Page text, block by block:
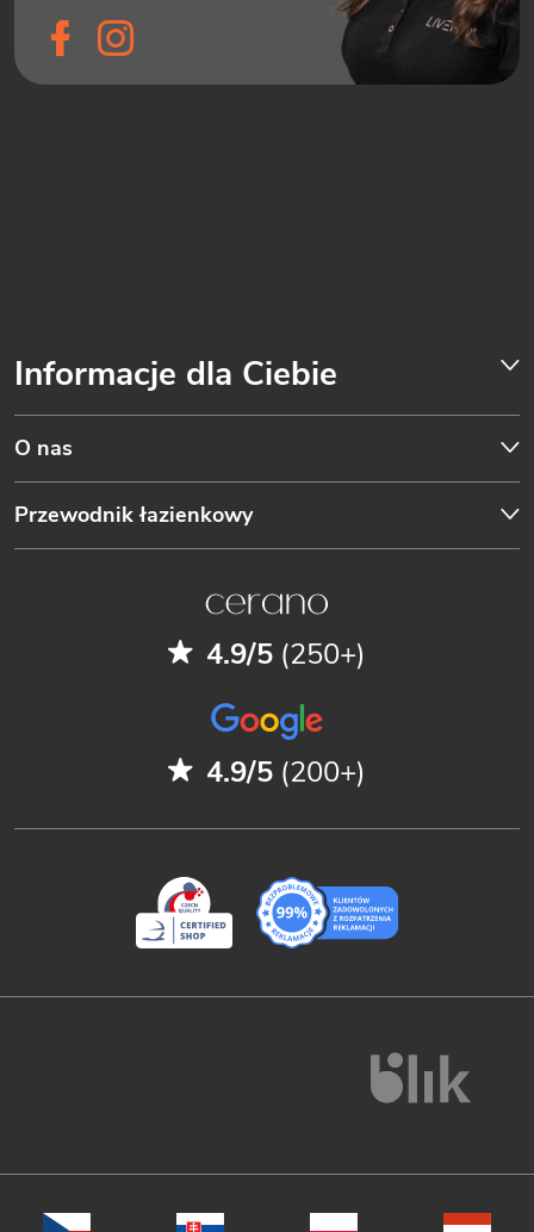
Informacje dla Ciebie
O nas
Przewodnik łazienkowy
4.9/5 (250+)
4.9/5 (200+)